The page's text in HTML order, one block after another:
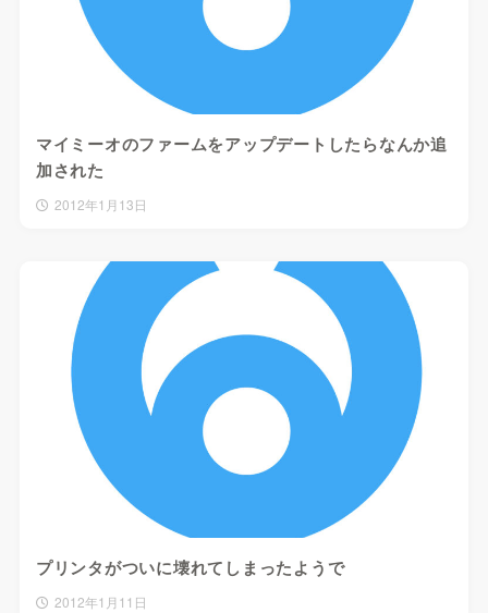
マイミーオのファームをアップデートしたらなんか追
加された
2012年1月13日
プリンタがついに壊れてしまったようで
2012年1月11日